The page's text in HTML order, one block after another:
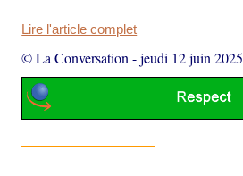
Lire l'article complet
© La Conversation -jeudi 12 juin 2025